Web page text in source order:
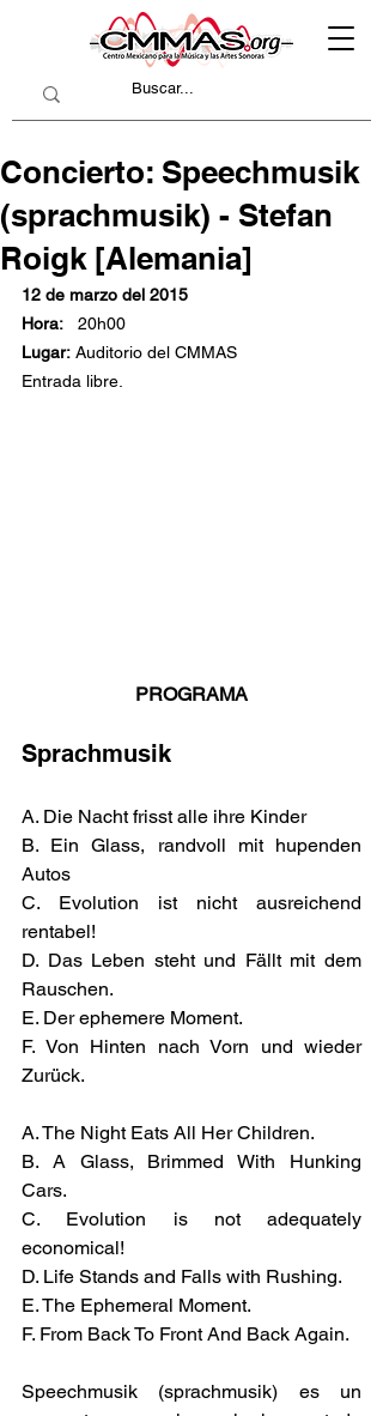
Concierto: Speechmusik
(sprachmusik) - Stefan
Roigk [Alemania]
12 de marzo del 2015
Hora:
20h00
Lugar: Auditorio del CMMAS
Entrada libre.
PROGRAMA
Sprachmusik
A. Die Nacht frisst alle ihre Kinder
B. Ein Glass, randvoll mit hupenden
Autos
C. Evolution ist nicht ausreichend
rentabel!
D. Das Leben steht und Fällt mit dem
Rauschen.
E. Der ephemere Moment.
F. Von Hinten nach Vorn und wieder
Zurück.
A. The Night Eats All Her Children.
B. A Glass, Brimmed With Hunking
Cars.
C. Evolution is not adequately
economical!
D. Life Stands and Falls with Rushing.
E. The Ephemeral Moment.
F. From Back To Front And Back Again.
Speechmusik (sprachmusik) es un